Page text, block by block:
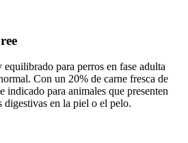
para perros en fase adulta
Con un 20% de carne fresca de
indicado para animales que presenten
digestivas en la piel o el pelo.